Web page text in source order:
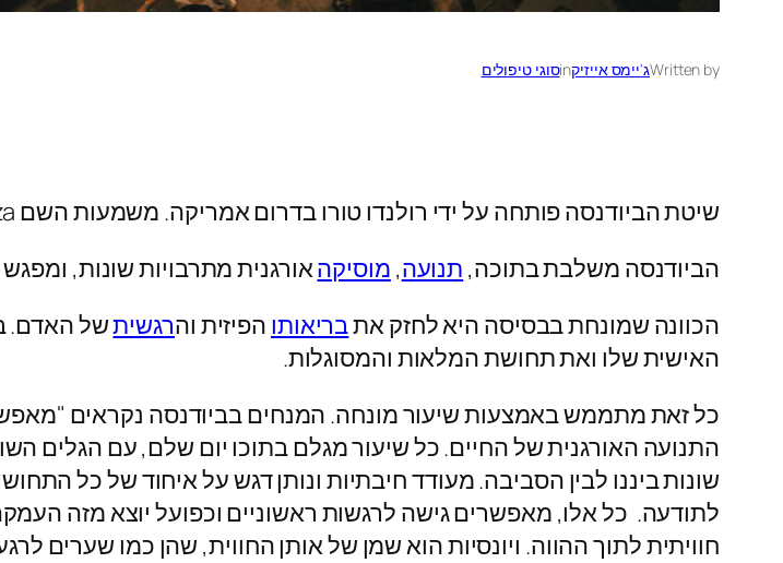
Written byג'יימס אייזיקinסוגי טיפולים
שיטת הביודנסה פותחה על ידי רולנדו טורו בדרום אמריקה. משמעות השם biodanza הוא ריקוד החיים.
הביודנסה משלבת בתוכה, תנועה, מוסיקהאורגנית מתרבויות שונות,
הכוונה שמונחת בבסיסה היא לחזק אתבריאותו הפיזית והרגשיתשל האדם.
האישית שלו ואת תחושת המלאות והמסוגלות.
כל זאת מתממש באמצעות שיעור מונחה. המנחים בביודנסה נקראים
התנועה האורגנית של החיים. כל שיעור מגלם בתוכו יום שלם, עם הגלים
שונות ביננו לבין הסביבה. מעודד חיבתיות ונותן דגש על איחוד של כל
לתודעה. כל אלו, מאפשרים גישה לרגשות ראשוניים וכפועל יוצא מזה
חוויתית לתוך ההווה. ויונסיות הוא שמן של אותן החווית, שהן כמו שערים